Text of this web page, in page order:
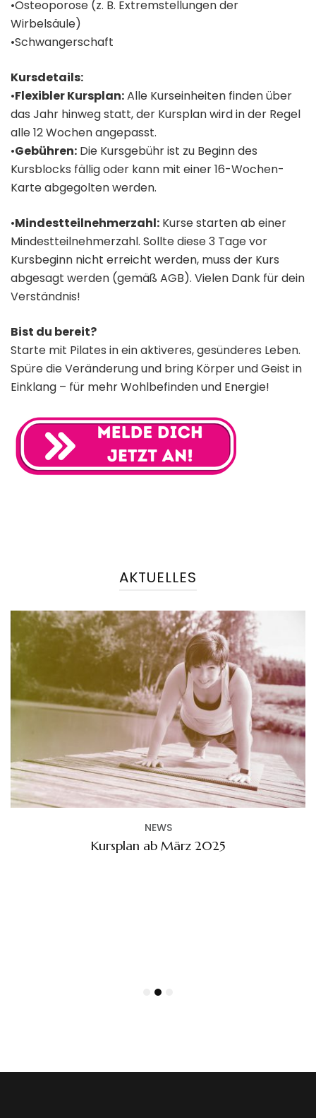
•Osteoporose (z. B. Extremstellungen der
Wirbelsäule)
•Schwangerschaft
Kursdetails:
•Flexibler Kursplan:Alle Kurseinheiten finden über
das Jahr hinweg statt, der Kursplan wird in der Regel
alle 12 Wochen angepasst.
•Gebühren: Die Kursgebühr ist zu Beginn des
Kursblocks fällig oder kann mit einer 16-Wochen-
Karte abgegolten werden.
•Mindestteilnehmerzahl: Kurse starten ab einer
Mindestteilnehmerzahl. Sollte diese 3 Tage vor
Kursbeginn nicht erreicht werden, muss der Kurs
abgesagt werden (gemäß AGB). Vielen Dank für dein
Verständnis!
Bist du bereit?
Starte mit Pilates in ein aktiveres, gesünderes Leben.
Spüre die Veränderung und bring Körper und Geist in
Einklang – für mehr Wohlbefinden und Energie!
AKTUELLES
NEWS
Kursplan ab März 2025